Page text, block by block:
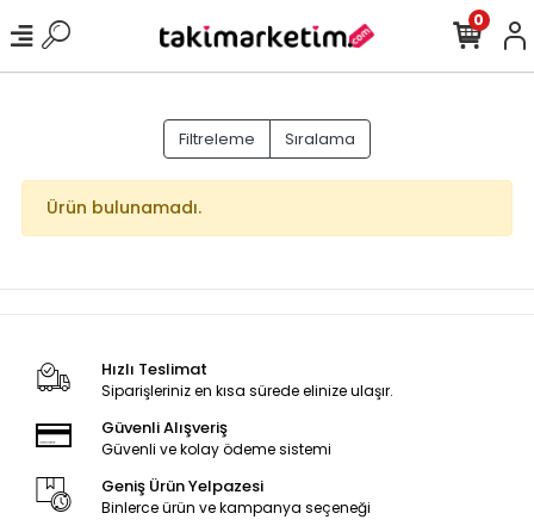
0
Filtreleme Sıralama
Ürün bulunamadı.
Hızlı Teslimat
Siparişleriniz en kısa sürede elinize ulaşır.
Güvenli Alışveriş
Güvenli ve kolay ödeme sistemi
Geniş Ürün Yelpazesi
Binlerce ürün ve kampanya seçeneği